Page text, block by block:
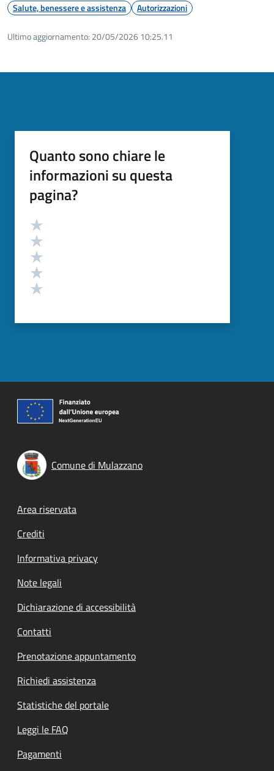
Salute, benessere e assistenza Autorizzazioni
Ultimo aggiornamento: 20/05/2026 10:25.11
Quanto sono chiare le
informazioni su questa
pagina?
Valutazione
Comune di Mulazzano
Footer menu
Area riservata
Crediti
Informativa privacy
Note legali
Dichiarazione di accessibilità
Contatti
Prenotazione appuntamento
Richiedi assistenza
Statistiche del portale
Leggi le FAQ
Pagamenti